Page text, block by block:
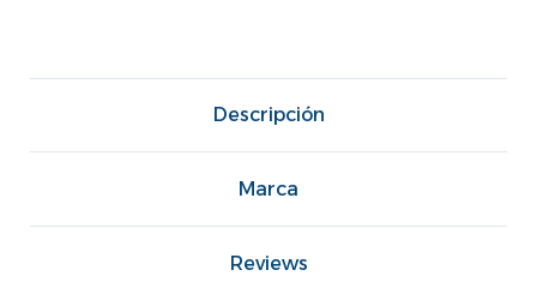
Descripción
Marca
Reviews